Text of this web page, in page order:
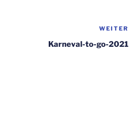
WEITER
Karneval-to-go-2021